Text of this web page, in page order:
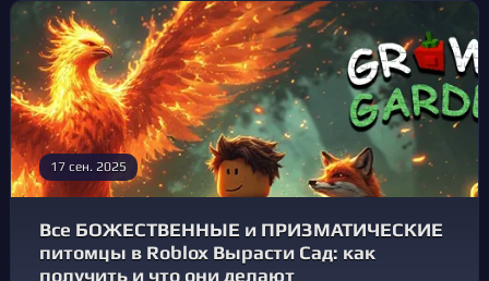
17 сен. 2025
Все БОЖЕСТВЕННЫЕ и ПРИЗМАТИЧЕСКИЕ
питомцы в Roblox Вырасти Сад: как
получить и что они делают